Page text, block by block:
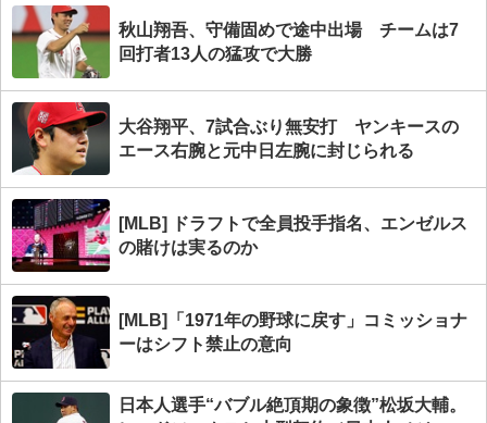
秋山翔吾、守備固めで途中出場 チームは7
回打者13人の猛攻で大勝
大谷翔平、7試合ぶり無安打 ヤンキースの
エース右腕と元中日左腕に封じられる
[MLB] ドラフトで全員投手指名、エンゼルス
の賭けは実るのか
[MLB]「1971年の野球に戻す」コミッショナ
ーはシフト禁止の意向
日本人選手“バブル絶頂期の象徴”松坂大輔。